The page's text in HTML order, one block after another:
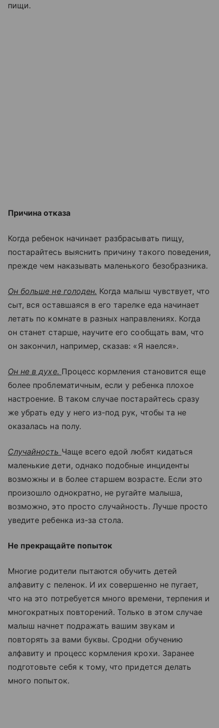
пищи.
Причина отказа
Когда ребенок начинает разбрасывать пищу,
постарайтесь выяснить причину такого поведения,
прежде чем наказывать маленького безобразника.
Он больше не голоден. Когда малыш чувствует, что
сыт, вся оставшаяся в его тарелке еда начинает
летать по комнате в разных направлениях. Когда
он станет старше, научите его сообщать вам, что
он закончил, например, сказав: «Я наелся».
Он не в духе. Процесс кормления становится еще
более проблематичным, если у ребенка плохое
настроение. В таком случае постарайтесь сразу
же убрать еду у него из-под рук, чтобы та не
оказалась на полу.
Случайность Чаще всего едой любят кидаться
маленькие дети, однако подобные инциденты
возможны и в более старшем возрасте. Если это
произошло однократно, не ругайте малыша,
возможно, это просто случайность. Лучше просто
уведите ребенка из-за стола.
Не прекращайте попыток
Многие родители пытаются обучить детей
алфавиту с пеленок. И их совершенно не пугает,
что на это потребуется много времени, терпения и
многократных повторений. Только в этом случае
малыш начнет подражать вашим звукам и
повторять за вами буквы. Сродни обучению
алфавиту и процесс кормления крохи. Заранее
подготовьте себя к тому, что придется делать
много попыток.